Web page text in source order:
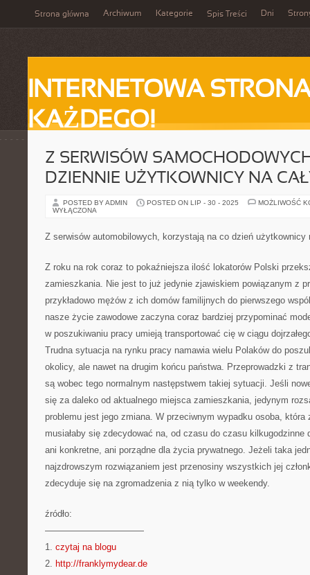
Strona główna Archiwum Kategorie Spis Treści Dni
INTERNETOWA
KAŻDEGO!
Z SERWISÓW
DZIENNIE UŻYTKOWNICY NA
POSTED BY ADMIN POSTED ON LIP - 30 - 2025
MOŻLIWOŚĆ
WYŁĄCZONA
Z serwisów automobilowych, korzystają na co dzień użytkownicy
Z roku na rok coraz to pokaźniejsza ilość lokatorów Polski
zamieszkania. Nie jest to już jedynie zjawiskiem powiązanym z
przykładowo mężów z ich domów familijnych do pierwszego
nasze życie zawodowe zaczyna coraz bardziej przypominać
w poszukiwaniu pracy umieją transportować cię w ciągu
Trudna sytuacja na rynku pracy namawia wielu Polaków do
okolicy, ale nawet na drugim końcu państwa. Przeprowadzki z
są wobec tego normalnym następstwem takiej sytuacji. Jeśli
się za daleko od aktualnego miejsca zamieszkania, jedynym
problemu jest jego zmiana. W przeciwnym wypadku osoba, która
musiałaby się zdecydować na, od czasu do czasu kilkugodzinne
ani konkretne, ani porządne dla życia prywatnego. Jeżeli taka
najzdrowszym rozwiązaniem jest przenosiny wszystkich jej
zdecyduje się na zgromadzenia z nią tylko w weekendy.
źródło:
———————————
1. czytaj na blogu
2. http://franklymydear.de